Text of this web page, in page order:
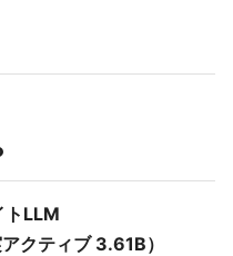
トLLM
クティブ 3.61B）